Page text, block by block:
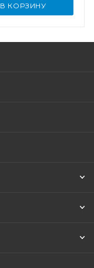
В КОРЗИНУ